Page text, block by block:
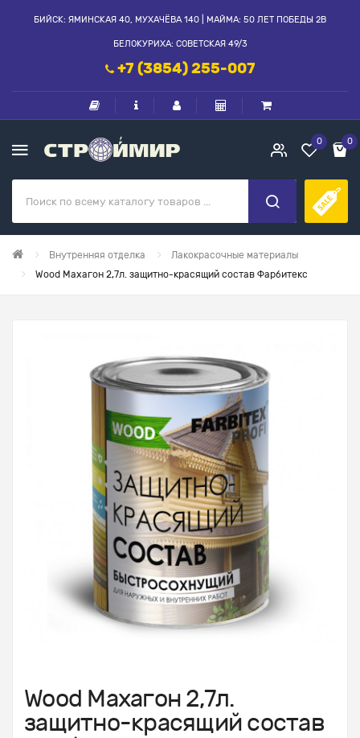
БИЙСК: ЯМИНСКАЯ 40, МУХАЧЁВА 140 | МАЙМА: 50 ЛЕТ ПОБЕДЫ 2В
БЕЛОКУРИХА: СОВЕТСКАЯ 49/3
+7 (3854) 255-007
0 0
Внутренняя отделка
Лакокрасочные материалы
Wood Махагон 2,7л. защитно-красящий состав Фарбитекс
Wood Махагон 2,7л.
защитно-красящий состав